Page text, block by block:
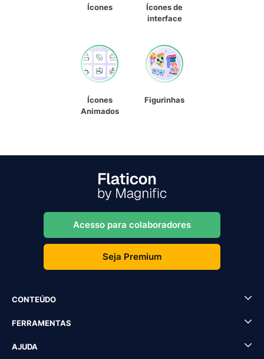
Ícones
Ícones de
interface
Ícones
Animados
Figurinhas
Acesso para colaboradores
Seja Premium
CONTEÚDO
FERRAMENTAS
AJUDA